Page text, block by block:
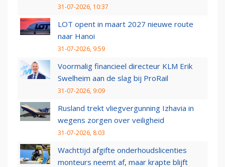
31-07-2026, 10:37
LOT opent in maart 2027 nieuwe route
naar Hanoi
31-07-2026, 9:59
Voormalig financieel directeur KLM Erik
Swelheim aan de slag bij ProRail
31-07-2026, 9:09
Rusland trekt vliegvergunning Izhavia in
wegens zorgen over veiligheid
31-07-2026, 8:03
Wachttijd afgifte onderhoudslicenties
monteurs neemt af, maar krapte blijft